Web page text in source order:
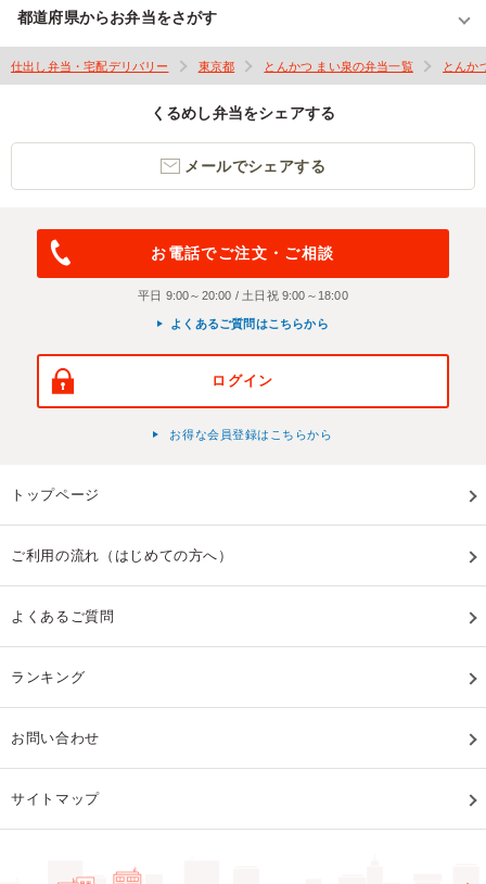
都道府県からお弁当をさがす
仕出し弁当・宅配デリバリー 東京都 とんかつ まい泉の弁当一覧 とんか
くるめし弁当をシェアする
メールでシェアする
お電話でご注文・ご相談
平日 9:00～20:00 / 土日祝 9:00～18:00
よくあるご質問はこちらから
ログイン
お得な会員登録はこちらから
トップページ
ご利用の流れ（はじめての方へ）
よくあるご質問
ランキング
お問い合わせ
サイトマップ